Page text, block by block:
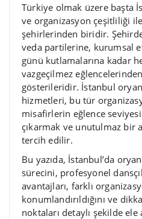
Türkiye olmak üzere başta
ve organizasyon çeşitliliği
şehirlerinden biridir.
veda partilerine, kurumsal
günü kutlamalarına kadar
vazgeçilmez
gösterileridir. İstanbul
hizmetleri, bu tür
misafirlerin eğlence
çıkarmak ve unutulmaz bir
tercih edilir.
Bu yazıda, İstanbul’da
sürecini, profesyonel
avantajları, farklı
konumlandırıldığını ve
noktaları detaylı şekilde ele